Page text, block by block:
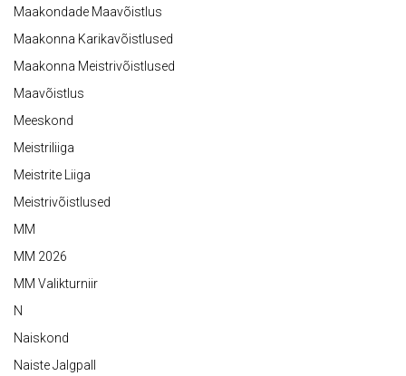
Maakondade Maavõistlus
Maakonna Karikavõistlused
Maakonna Meistrivõistlused
Maavõistlus
Meeskond
Meistriliiga
Meistrite Liiga
Meistrivõistlused
MM
MM 2026
MM Valikturniir
N
Naiskond
Naiste Jalgpall